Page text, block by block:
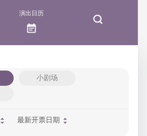
演出日历
小剧场
最新开票日期